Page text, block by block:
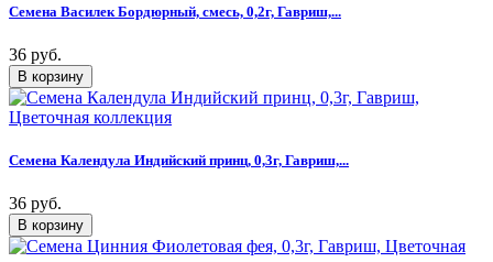
Семена Василек Бордюрный, смесь, 0,2г, Гавриш,...
36 руб.
Семена Календула Индийский принц, 0,3г, Гавриш,...
36 руб.